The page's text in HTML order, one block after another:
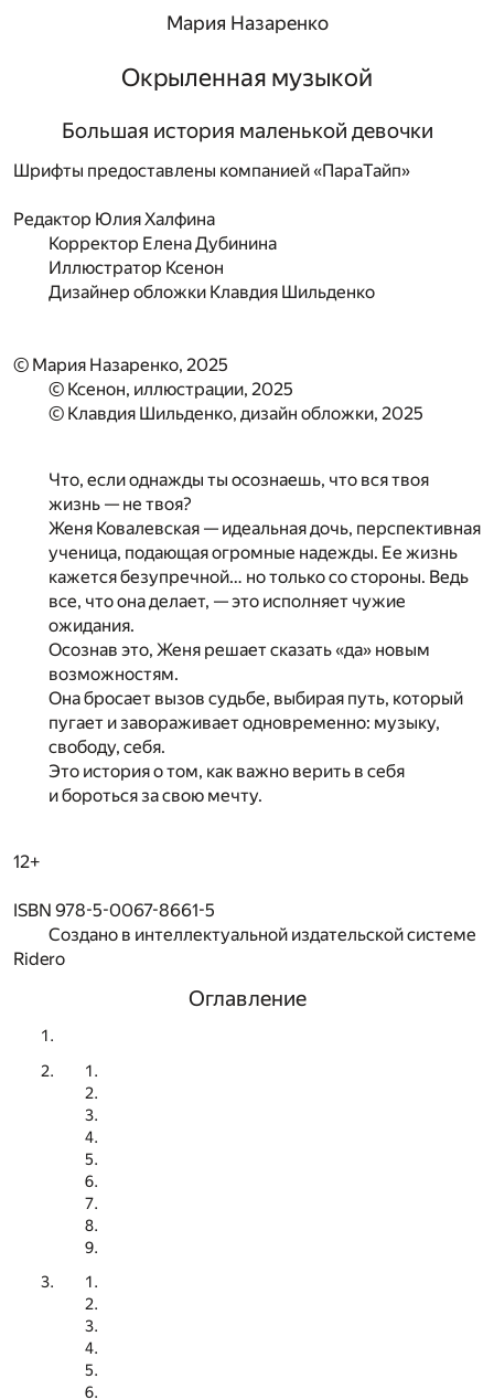
Мария Назаренко
Окрыленная музыкой
Большая история маленькой девочки
Шрифты предоставлены компанией «ПараТайп»
Редактор Юлия Халфина
Корректор Елена Дубинина
Иллюстратор Ксенон
Дизайнер обложки Клавдия Шильденко
© Мария Назаренко, 2025
© Ксенон, иллюстрации, 2025
© Клавдия Шильденко, дизайн обложки, 2025
Что, если однажды ты осознаешь, что вся твоя
жизнь — не твоя?
Женя Ковалевская — идеальная дочь, перспективная
ученица, подающая огромные надежды. Ее жизнь
кажется безупречной… но только со стороны. Ведь
все, что она делает, — это исполняет чужие
ожидания.
Осознав это, Женя решает сказать «да» новым
возможностям.
Она бросает вызов судьбе, выбирая путь, который
пугает и завораживает одновременно: музыку,
свободу, себя.
Это история о том, как важно верить в себя
и бороться за свою мечту.
12+
ISBN 978-5-0067-8661-5
Создано в интеллектуальной издательской системе
Ridero
Оглавление